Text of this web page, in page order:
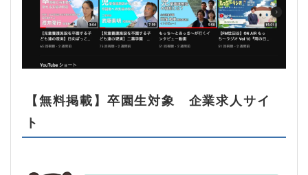
【無料掲載】卒園生対象 企業求人サイ
ト